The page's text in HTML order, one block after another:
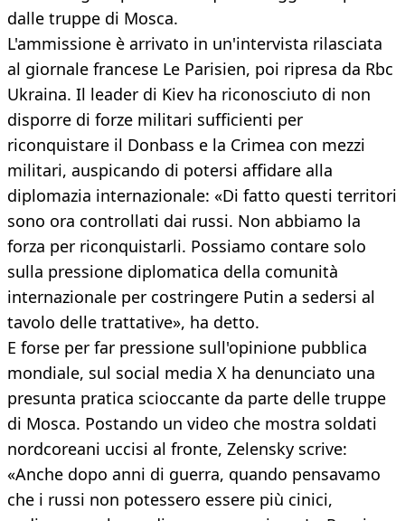
dalle truppe di Mosca.
L'ammissione è arrivato in un'intervista rilasciata
al giornale francese Le Parisien, poi ripresa da Rbc
Ukraina. Il leader di Kiev ha riconosciuto di non
disporre di forze militari sufficienti per
riconquistare il Donbass e la Crimea con mezzi
militari, auspicando di potersi affidare alla
diplomazia internazionale: «Di fatto questi territori
sono ora controllati dai russi. Non abbiamo la
forza per riconquistarli. Possiamo contare solo
sulla pressione diplomatica della comunità
internazionale per costringere Putin a sedersi al
tavolo delle trattative», ha detto.
E forse per far pressione sull'opinione pubblica
mondiale, sul social media X ha denunciato una
presunta pratica scioccante da parte delle truppe
di Mosca. Postando un video che mostra soldati
nordcoreani uccisi al fronte, Zelensky scrive:
«Anche dopo anni di guerra, quando pensavamo
che i russi non potessero essere più cinici,